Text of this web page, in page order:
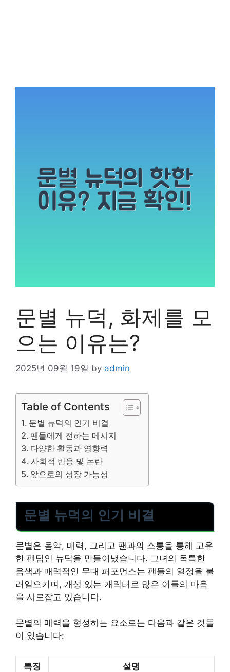
문별 뉴덕, 화제를 모
으는 이유는?
2025년 09월 19일 by admin
Table of Contents
문별 뉴덕의 인기 비결
팬들에게 전하는 메시지
다양한 활동과 영향력
사회적 반응 및 논란
앞으로의 성장 가능성
문별 뉴덕의 인기 비결
문별은 음악, 매력, 그리고 팬과의 소통을 통해 고유
한 팬덤인 뉴덕을 만들어냈습니다. 그녀의 독특한
음색과 매력적인 무대 퍼포먼스는 팬들의 열정을 불
러일으키며, 개성 있는 캐릭터로 많은 이들의 마음
을 사로잡고 있습니다.
문별의 매력을 형성하는 요소로는 다음과 같은 것들
이 있습니다:
특징 설명